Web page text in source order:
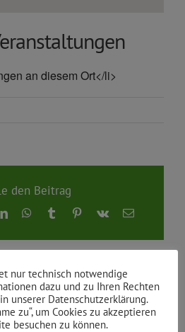
an diesem Ort</li>
den Beitrag
LinkedInWhatsApp
TumblrPinterest
Vk
E-
nur technisch notwendige
dazu und zu Ihren Rechten
unserer Datenschutzerklärung.
zu“, um Cookies zu akzeptieren
besuchen zu können.